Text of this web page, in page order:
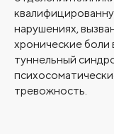
нарушениях,
хронические боли
туннельный
тревожность.